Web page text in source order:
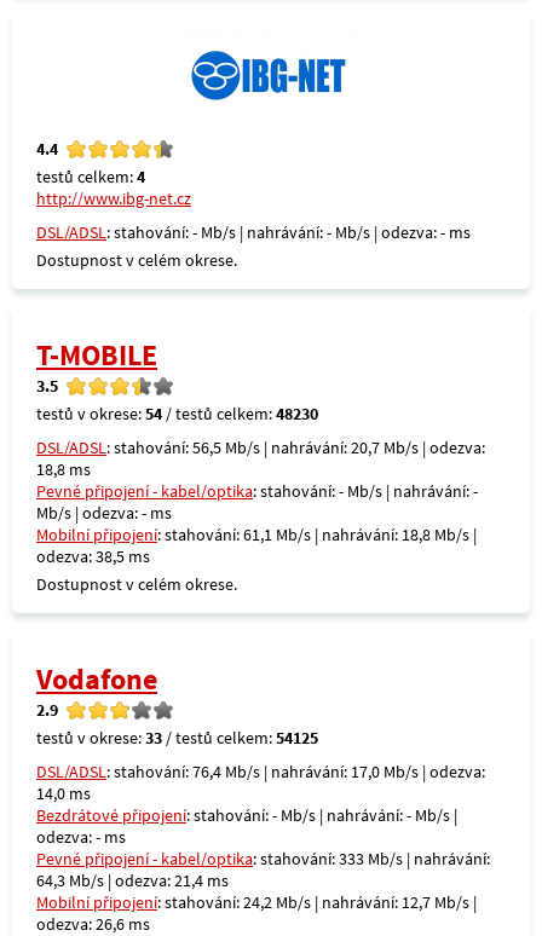
4.4
testů celkem:4
http://www.ibg-net.cz
DSL/ADSL: stahování: - Mb/s | nahrávání: - Mb/s | odezva: - ms
Dostupnost v celém okrese.
T-MOBILE
3.5
testů v okrese:54 / testů celkem:48230
DSL/ADSL: stahování: 56,5 Mb/s | nahrávání: 20,7 Mb/s | odezva:
18,8 ms
Pevné připojení - kabel/optika: stahování: - Mb/s | nahrávání: -
Mb/s | odezva: - ms
Mobilní připojení: stahování: 61,1 Mb/s | nahrávání: 18,8 Mb/s |
odezva: 38,5 ms
Dostupnost v celém okrese.
Vodafone
2.9
testů v okrese:33 / testů celkem:54125
DSL/ADSL: stahování: 76,4 Mb/s | nahrávání: 17,0 Mb/s | odezva:
14,0 ms
Bezdrátové připojení: stahování: - Mb/s | nahrávání: - Mb/s |
odezva: - ms
Pevné připojení - kabel/optika: stahování: 333 Mb/s | nahrávání:
64,3 Mb/s | odezva: 21,4 ms
Mobilní připojení: stahování: 24,2 Mb/s | nahrávání: 12,7 Mb/s |
odezva: 26,6 ms